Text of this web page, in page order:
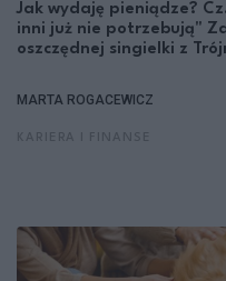
Jak wydaję pieniądze?
inni już nie potrzebują"
oszczędnej singielki z
MARTA ROGACEWICZ